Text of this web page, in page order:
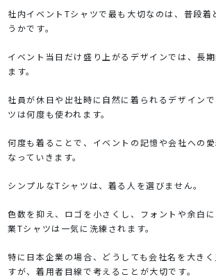
社内イベントTシャツで最も大切なのは、普段着
うかです。
イベント当日だけ盛り上がるデザインでは、長
ます。
社員が休日や出社時に自然に着られるデザイン
ツは何度も使われます。
何度も着ることで、イベントの記憶や会社への
なっていきます。
シンプルなTシャツは、着る人を選びません。
色数を抑え、ロゴを小さくし、フォントや余白
業Tシャツは一気に洗練されます。
特に日本企業の場合、どうしても会社名を大き
すが、着用者目線で考えることが大切です。